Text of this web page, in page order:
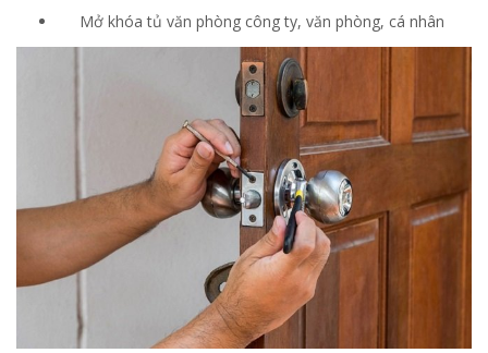
Mở khóa tủ văn phòng công ty, văn phòng, cá nhân